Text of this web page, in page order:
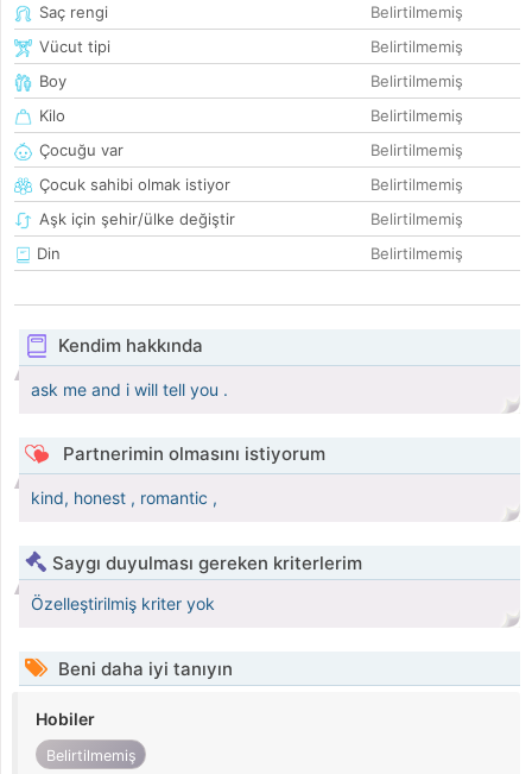
Saç rengi
Belirtilmemiş
Vücut tipi
Belirtilmemiş
Boy
Belirtilmemiş
Kilo
Belirtilmemiş
Çocuğu var
Belirtilmemiş
Çocuk sahibi olmak istiyor
Belirtilmemiş
Aşk için şehir/ülke değiştir
Belirtilmemiş
Din
Belirtilmemiş
Kendim hakkında
ask me and i will tell you .
Partnerimin olmasını istiyorum
kind, honest , romantic ,
Saygı duyulması gereken kriterlerim
Özelleştirilmiş kriter yok
Beni daha iyi tanıyın
Hobiler
Belirtilmemiş